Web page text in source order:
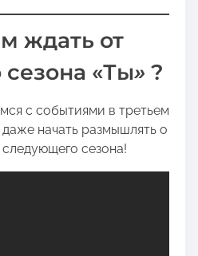
ждать от
сезона «Ты» ?
с событиями в третьем
начать размышлять о
сезона!